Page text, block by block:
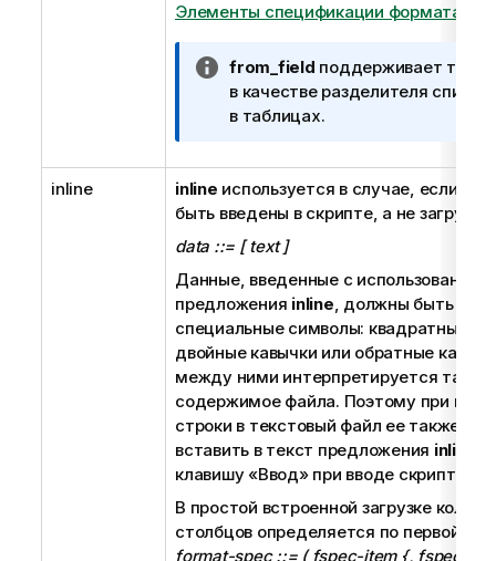
Элементы спецификации формата
П
р
и
е
ч
а
е
к
и
н
ф
о
р
м
а
ц
и
и
from_field поддерживает
в качестве разделителя
в таблицах.
inline inline используется в случае, если
быть введены в скрипте, а не
data ::= [ text ]
Данные, введенные с использованием
предложения inline, должны быть
специальные символы: квадратные
двойные кавычки или обратные
между ними интерпретируется так
содержимое файла. Поэтому при
строки в текстовый файл ее также
вставить в текст предложения inline
клавишу «Ввод» при вводе скрипта.
В простой встроенной загрузке
столбцов определяется по первой
format-spec ::= ( fspec-item {, fspec-